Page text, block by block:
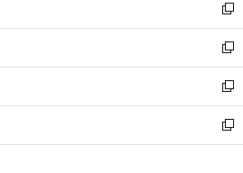
く
で
開
く
ド
ウ
で
開
く
ィ
ン
ド
ウ
で
開
く
い
ウ
ィ
ン
ド
ウ
で
開
新
し
い
ウ
ィ
ン
ド
ウ
新
し
い
ウ
ィ
ン
新
し
い
ウ
新
し